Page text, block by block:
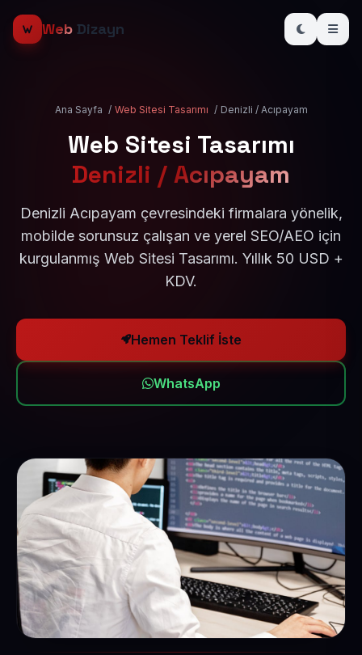
Web Dizayn
Ana Sayfa / Web Sitesi Tasarımı / Denizli / Acıpayam
Web Sitesi Tasarımı
Denizli / Acıpayam
Denizli Acıpayam çevresindeki firmalara yönelik,
mobilde sorunsuz çalışan ve yerel SEO/AEO için
kurgulanmış Web Sitesi Tasarımı. Yıllık 50 USD +
KDV.
Hemen Teklif İste
WhatsApp